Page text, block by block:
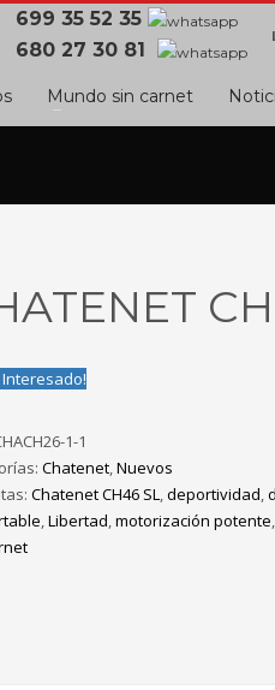
699 35 52 35
680 27 30 81
Mundo sin carnet
Interesado!
1-1
Chatenet,Nuevos
Chatenet CH46 SL,deportividad,
,Libertad,motorización potente,